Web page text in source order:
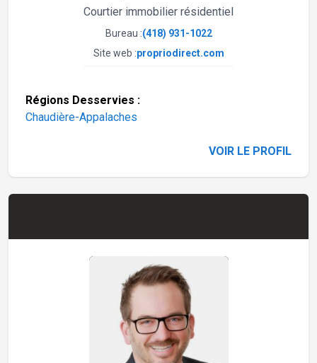
Courtier immobilier résidentiel
Bureau :(418) 931-1022
Site web :propriodirect.com
Régions Desservies :
Chaudière-Appalaches
VOIR LE PROFIL